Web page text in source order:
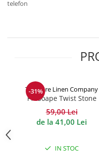
telefon
-31%
The Pure Linen Company
Prosoape Twist Stone
500GSM
59,00 Lei
de la 41,00 Lei
IN STOC